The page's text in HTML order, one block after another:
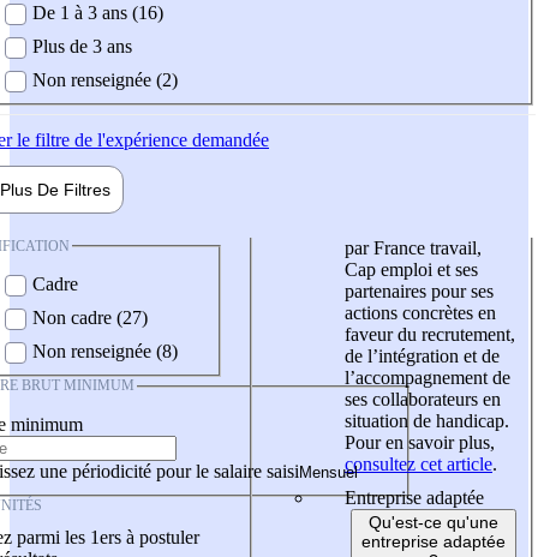
De 1 à 3 ans (16)
Plus de 3 ans
Non renseignée (2)
le filtre de l'expérience demandée
Plus De Filtres
Cadre
Non cadre (27)
Non renseignée (8)
BRUT MINIMUM
minimum
une périodicité pour le salaire saisi
parmi les 1ers à postuler
par France travail,
Cap emploi et ses
partenaires pour ses
actions concrètes en
faveur du recrutement,
de l’intégration et de
l’accompagnement de
ses collaborateurs en
situation de handicap.
Pour en savoir plus,
consultez cet article.
Entreprise adaptée
Qu'est-ce qu'une
entreprise adaptée